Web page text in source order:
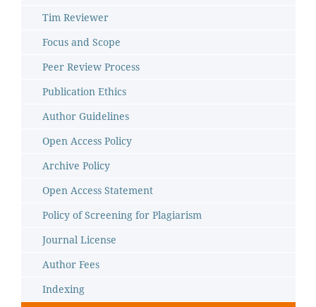
Tim Reviewer
Focus and Scope
Peer Review Process
Publication Ethics
Author Guidelines
Open Access Policy
Archive Policy
Open Access Statement
Policy of Screening for Plagiarism
Journal License
Author Fees
Indexing